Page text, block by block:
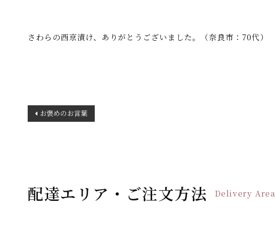
さわらの西京漬け、ありがとうございました。（奈良市：70代）
稿
シ
ョ
お褒めのお言葉
配達エリア・ご注文方法 Delivery Area